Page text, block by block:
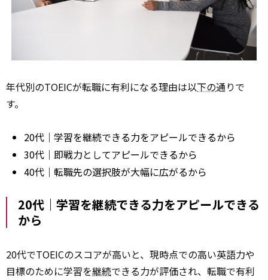
年代別のTOEICが転職に有利になる理由は以下の通りで
す。
20代｜学習を継続できる力をアピールできるから
30代｜即戦力としてアピールできるから
40代｜転職先の選択肢が大幅に広がるから
20代｜学習を継続できる力をアピールできる
から
20代でTOEICのスコアが高いと、現時点での高い英語力や
目標のために学習を継続できる力が評価され、転職で有利